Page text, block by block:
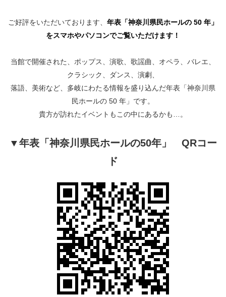
・ 神奈川県民ホールの取り組み
ご好評をいただいております、 年表「神奈川県民ホールの 50 年」
をスマホやパソコンでご覧いただけます！
当館で開催された、ポップス、演歌、歌謡曲、オペラ、バレエ、
クラシック、ダンス、演劇、
落語、美術など、多岐にわたる情報を盛り込んだ年表「神奈川県
民ホールの 50 年」です。
貴方が訪れたイベントもこの中にあるかも…。
▼年表「神奈川県民ホールの50年」 QRコー
ド